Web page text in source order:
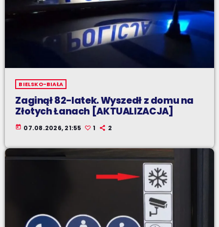
BIELSKO-BIAŁA
Zaginął 82-latek. Wyszedł z domu na
Złotych Łanach [AKTUALIZACJA]
today 07.08.2026, 21:55 1 2